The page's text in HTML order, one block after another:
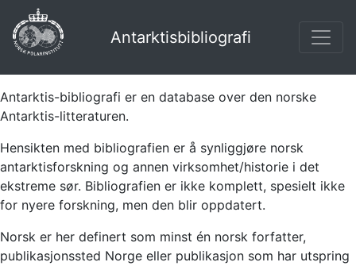
Antarktisbibliografi
Antarktis-bibliografi er en database over den norske
Antarktis-litteraturen.
Hensikten med bibliografien er å synliggjøre norsk
antarktisforskning og annen virksomhet/historie i det
ekstreme sør. Bibliografien er ikke komplett, spesielt ikke
for nyere forskning, men den blir oppdatert.
Norsk er her definert som minst én norsk forfatter,
publikasjonssted Norge eller publikasjon som har utspring